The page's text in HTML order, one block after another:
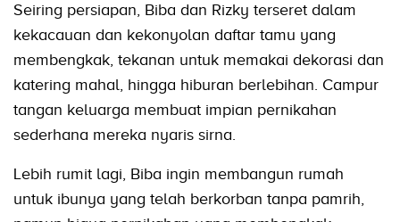
Seiring persiapan, Biba dan Rizky terseret dalam
kekacauan dan kekonyolan daftar tamu yang
membengkak, tekanan untuk memakai dekorasi dan
katering mahal, hingga hiburan berlebihan. Campur
tangan keluarga membuat impian pernikahan
sederhana mereka nyaris sirna.
Lebih rumit lagi, Biba ingin membangun rumah
untuk ibunya yang telah berkorban tanpa pamrih,